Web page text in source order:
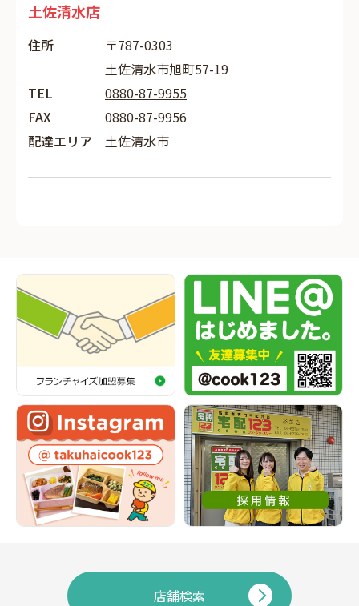
土佐清水店
住所
〒787-0303
土佐清水市旭町57-19
TEL
0880-87-9955
FAX
0880-87-9956
配達エリア
土佐清水市
店舗検索